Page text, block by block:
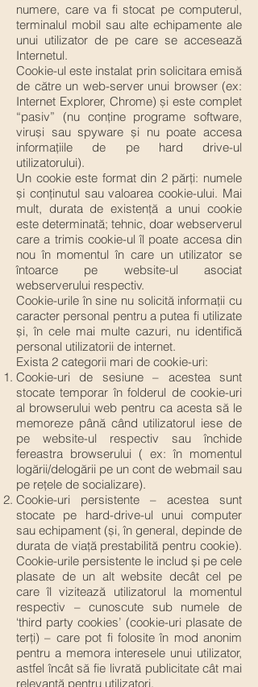
numere, care va fi stocat pe computerul,
terminalul mobil sau alte echipamente ale
unui utilizator de pe care se accesează
Internetul.
Cookie-ul este instalat prin solicitara emisă
de către un web-server unui browser (ex:
Internet Explorer, Chrome) și este complet
“pasiv” (nu conține programe software,
viruși sau spyware și nu poate accesa
informațiile de pe hard drive-ul
utilizatorului).
Un cookie este format din 2 părți: numele
și conținutul sau valoarea cookie-ului. Mai
mult, durata de existență a unui cookie
este determinată; tehnic, doar webserverul
care a trimis cookie-ul îl poate accesa din
nou în momentul în care un utilizator se
întoarce pe website-ul asociat
webserverului respectiv.
Cookie-urile în sine nu solicită informații cu
caracter personal pentru a putea fi utilizate
și, în cele mai multe cazuri, nu identifică
personal utilizatorii de internet.
Exista 2 categorii mari de cookie-uri:
Cookie-uri de sesiune – acestea sunt
stocate temporar în folderul de cookie-uri
al browserului web pentru ca acesta să le
memoreze până când utilizatorul iese de
pe website-ul respectiv sau închide
fereastra browserului ( ex: în momentul
logării/delogării pe un cont de webmail sau
pe rețele de socializare).
Cookie-uri persistente – acestea sunt
stocate pe hard-drive-ul unui computer
sau echipament (și, în general, depinde de
durata de viață prestabilită pentru cookie).
Cookie-urile persistente le includ și pe cele
plasate de un alt website decât cel pe
care îl vizitează utilizatorul la momentul
respectiv – cunoscute sub numele de
‘third party cookies’ (cookie-uri plasate de
terți) – care pot fi folosite în mod anonim
pentru a memora interesele unui utilizator,
astfel încât să fie livrată publicitate cât mai
relevantă pentru utilizatori.